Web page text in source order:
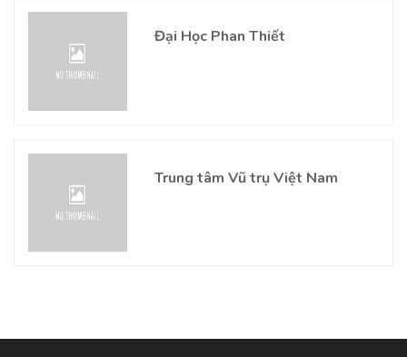
Đại Học Phan Thiết
Trung tâm Vũ trụ Việt Nam